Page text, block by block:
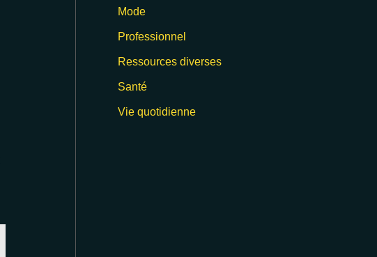
Mode
Professionnel
Ressources diverses
Santé
Vie quotidienne